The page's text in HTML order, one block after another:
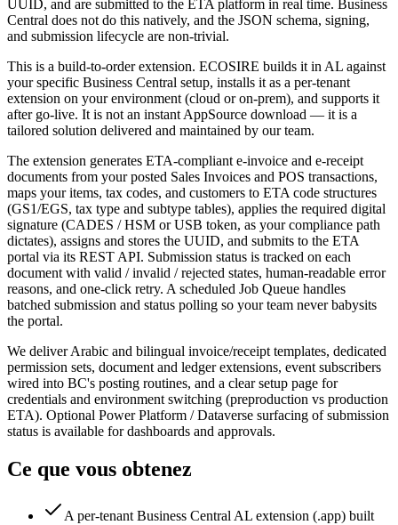
UUID, and are submitted to the ETA platform in real time. Business
Central does not do this natively, and the JSON schema, signing,
and submission lifecycle are non-trivial.
This is a build-to-order extension. ECOSIRE builds it in AL against
your specific Business Central setup, installs it as a per-tenant
extension on your environment (cloud or on-prem), and supports it
after go-live. It is not an instant AppSource download — it is a
tailored solution delivered and maintained by our team.
The extension generates ETA-compliant e-invoice and e-receipt
documents from your posted Sales Invoices and POS transactions,
maps your items, tax codes, and customers to ETA code structures
(GS1/EGS, tax type and subtype tables), applies the required digital
signature (CADES / HSM or USB token, as your compliance path
dictates), assigns and stores the UUID, and submits to the ETA
portal via its REST API. Submission status is tracked on each
document with valid / invalid / rejected states, human-readable error
reasons, and one-click retry. A scheduled Job Queue handles
batched submission and status polling so your team never babysits
the portal.
We deliver Arabic and bilingual invoice/receipt templates, dedicated
permission sets, document and ledger extensions, event subscribers
wired into BC's posting routines, and a clear setup page for
credentials and environment switching (preproduction vs production
ETA). Optional Power Platform / Dataverse surfacing of submission
status is available for dashboards and approvals.
Ce que vous obtenez
A per-tenant Business Central AL extension (.app) built